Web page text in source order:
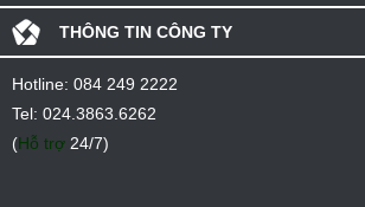
THÔNG TIN CÔNG TY
Hotline: 084 249 2222
Tel: 024.3863.6262
(Hỗ trợ 24/7)